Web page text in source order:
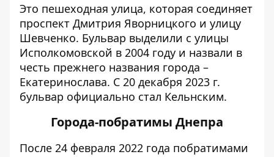
Это пешеходная улица, которая соединяет
проспект Дмитрия Яворницкого и улицу
Шевченко. Бульвар выделили с улицы
Исполкомовской в ​​2004 году и назвали в
честь прежнего названия города –
Екатеринослава. С 20 декабря 2023 г.
бульвар официально стал Кельнским.
Города-побратимы Днепра
После 24 февраля 2022 года побратимами